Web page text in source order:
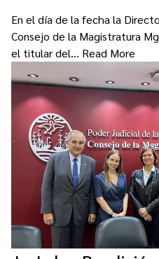
En el día de la fecha la
Consejo de la Magistratura
el titular del… Read More